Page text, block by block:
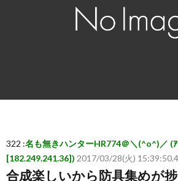
322 :名も無きハンターHR774＠＼(^o^)／ (
[182.249.241.36]) 2017/03/28(火)
合成楽しいから防具集めが